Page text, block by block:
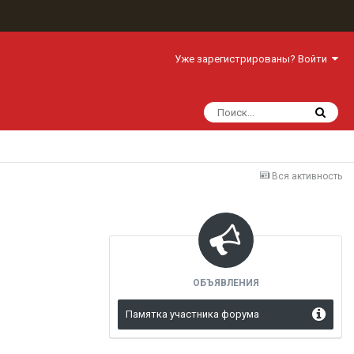
Уже зарегистрированы? Войти
Вся активность
ОБЪЯВЛЕНИЯ
Памятка участника форума